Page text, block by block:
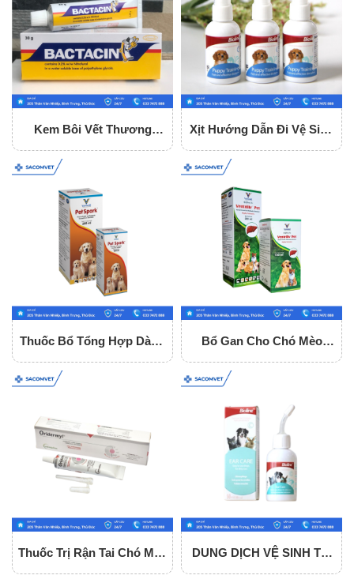
Kem Bôi Vết Thương
Xịt Hướng Dẫn Đi Vệ Sinh
Thuốc Bổ Tổng Hợp Dành
Bổ Gan Cho Chó Mèo
Thuốc Trị Rận Tai Chó Mèo
DUNG DỊCH VỆ SINH TAI